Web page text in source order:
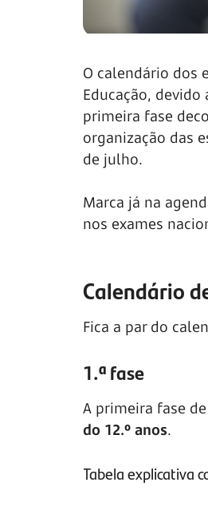
O calendário dos
Educação,
primeira fase
organização das
de julho.
Marca já na
nos exames
Calendário
Fica a par do
1.ª fase
A primeira fase
do 12.º anos.
Tabela explicativa